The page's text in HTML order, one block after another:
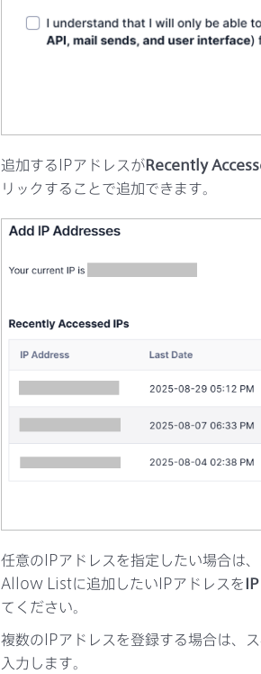
追加するIPアドレスがRecently
リックすることで追加できます。
任意のIPアドレスを指定したい場合は、
Allow Listに追加したいIPアドレスを
てください。
複数のIPアドレスを登録する場合は、
入力します。